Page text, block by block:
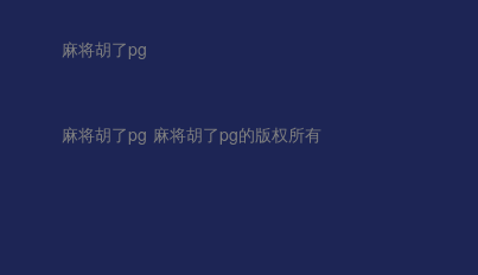
麻将胡了pg
麻将胡了pg 麻将胡了pg的版权所有